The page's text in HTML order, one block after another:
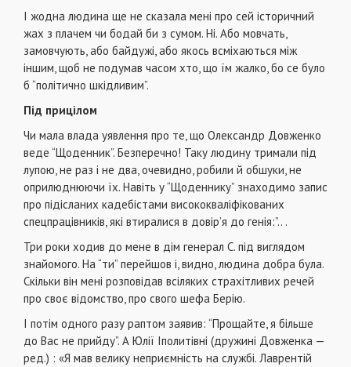
І жодна людина ще не сказала мені про сей історичний
жах з плачем чи бодай би з сумом. Ні. Або мовчать,
замовчують, або байдужі, або якось всміхаються між
іншим, щоб не подумав часом хто, що їм жалко, бо се було
б “політично шкідливим”.
Під прицілом
Чи мала влада уявлення про те, що Олександр Довженко
веде “Щоденник”. Безперечно! Таку людину тримали під
лупою, не раз і не два, очевидно, робили й обшуки, не
оприлюднюючи їх. Навіть у “Щоденнику” знаходимо запис
про підісланих кадебістами висококваліфікованих
спецпрацівників, які втиралися в довір’я до генія:”.. .
Три роки ходив до мене в дім генерал С. під виглядом
знайомого. На “ти” перейшов і, видно, людина добра була.
Скільки він мені розповідав всіляких страхітливих речей
про своє відомство, про свого шефа Берію.
І потім одного разу раптом заявив: “Прощайте, я більше
до Вас не прийду”. А Юлії Іполитівні (дружині Довженка —
ред.) : «Я мав велику неприємність на службі. Лаврентій